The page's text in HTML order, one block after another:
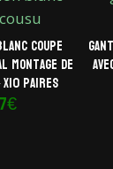
coupe
montage de
paires
€